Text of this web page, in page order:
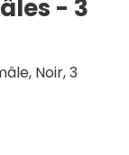
- 3
Noir, 3